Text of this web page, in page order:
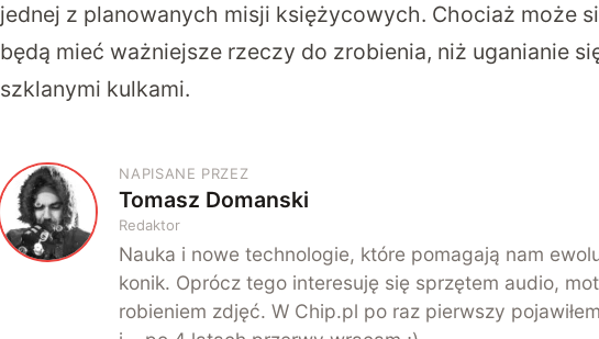
jednej z planowanych misji księżycowych. Chociaż może
będą mieć ważniejsze rzeczy do zrobienia, niż uganianie
szklanymi kulkami.
T
NAPISANE PRZEZ
Tomasz Domanski
Redaktor
Nauka i nowe technologie, które pomagają nam
konik. Oprócz tego interesuję się sprzętem audio,
robieniem zdjęć. W Chip.pl po raz pierwszy